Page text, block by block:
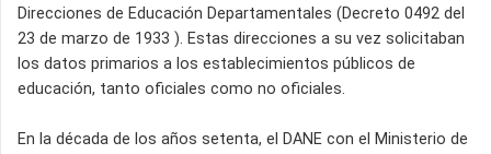
Direcciones de Educación Departamentales (Decreto 0492 del
23 de marzo de 1933 ). Estas direcciones a su vez solicitaban
los datos primarios a los establecimientos públicos de
educación, tanto oficiales como no oficiales.
En la década de los años setenta, el DANE con el Ministerio de